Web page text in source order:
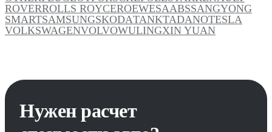
ROVERROLLS ROYCEROEWESAABSSANGYONG
SMARTSAMSUNGSKODATANKTADANOTESLA
VOLKSWAGENVOLVOWULINGXIN YUAN
Нужен расчет